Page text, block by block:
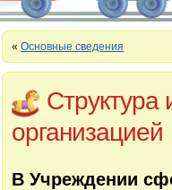
« Основные сведения
Структура
организацией
В Учреждении